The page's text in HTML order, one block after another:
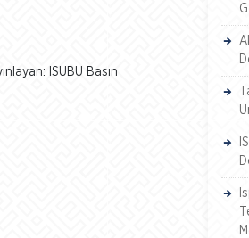
ISUBU Basın